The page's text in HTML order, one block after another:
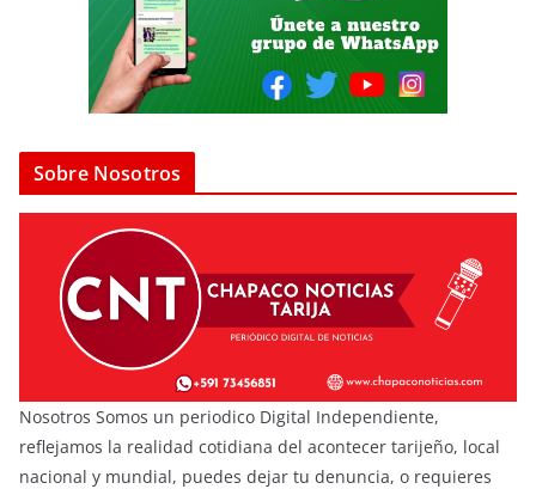
Sobre Nosotros
Nosotros Somos un periodico Digital Independiente,
reflejamos la realidad cotidiana del acontecer tarijeño, local
nacional y mundial, puedes dejar tu denuncia, o requieres